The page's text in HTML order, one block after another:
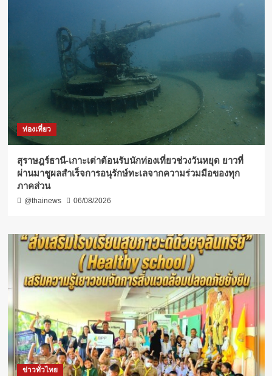
ท่องเที่ยว
สุราษฎร์ธานี-เกาะเต่าต้อนรับนักท่องเที่ยวช่วงวันหยุด ยาวที่
ผ่านมาชูผลสำเร็จการอนุรักษ์ทะเลจากความร่วมมือของทุก
ภาคส่วน
@thainews 06/08/2026
ข่าวทั่วไทย